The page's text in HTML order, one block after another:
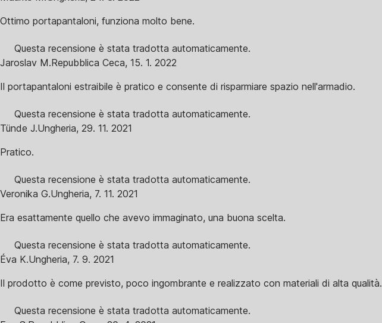
Ottimo portapantaloni, funziona molto bene.
Questa recensione è stata tradotta automaticamente.
Jaroslav M.Repubblica Ceca, 15. 1. 2022
Il portapantaloni estraibile è pratico e consente di risparmiare spazio nell'armadio.
Questa recensione è stata tradotta automaticamente.
Tünde J.Ungheria, 29. 11. 2021
Pratico.
Questa recensione è stata tradotta automaticamente.
Veronika G.Ungheria, 7. 11. 2021
Era esattamente quello che avevo immaginato, una buona scelta.
Questa recensione è stata tradotta automaticamente.
Éva K.Ungheria, 7. 9. 2021
Il prodotto è come previsto, poco ingombrante e realizzato con materiali di alta qualità.
Questa recensione è stata tradotta automaticamente.